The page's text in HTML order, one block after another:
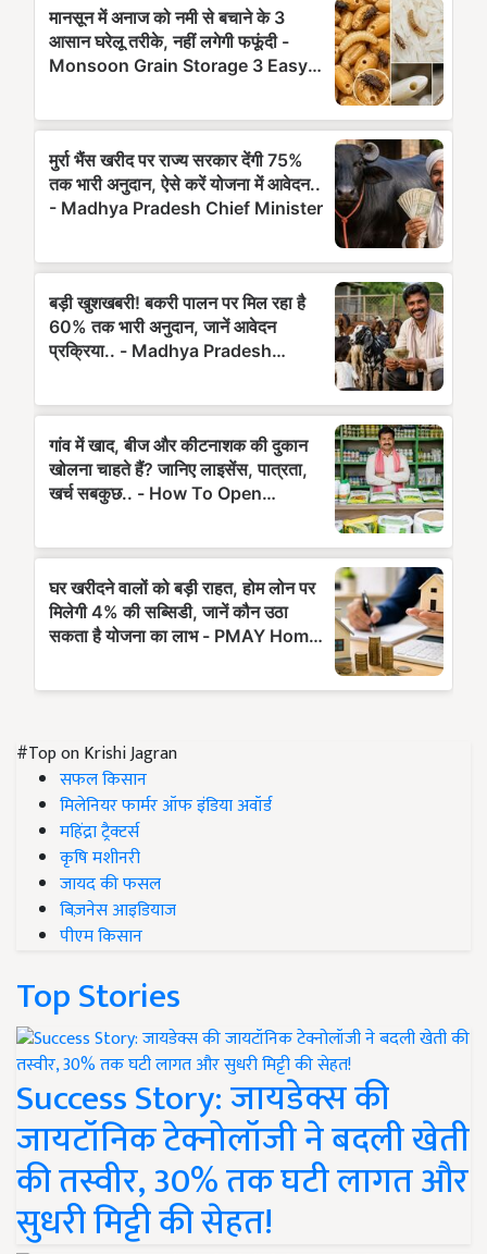
#Top on Krishi Jagran
सफल किसान
मिलेनियर फार्मर ऑफ इंडिया अवॉर्ड
महिंद्रा ट्रैक्टर्स
कृषि मशीनरी
जायद की फसल
बिज़नेस आइडियाज
पीएम किसान
Top Stories
Success Story: जायडेक्स की
जायटॉनिक टेक्नोलॉजी ने बदली खेती
की तस्वीर, 30% तक घटी लागत और
सुधरी मिट्टी की सेहत!